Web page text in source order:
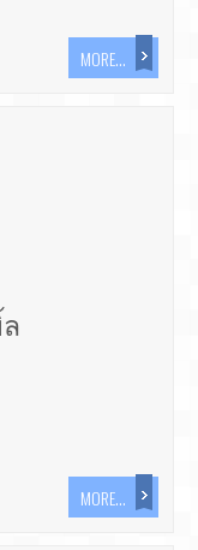
MORE...
MORE...